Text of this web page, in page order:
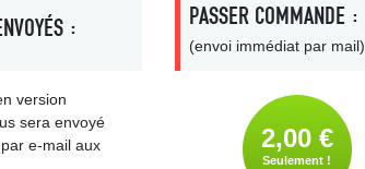
:
version
sera envoyé
e-mail aux
PASSER COMMANDE :
(envoi immédiat par mail)
2,00 €
Seulement !